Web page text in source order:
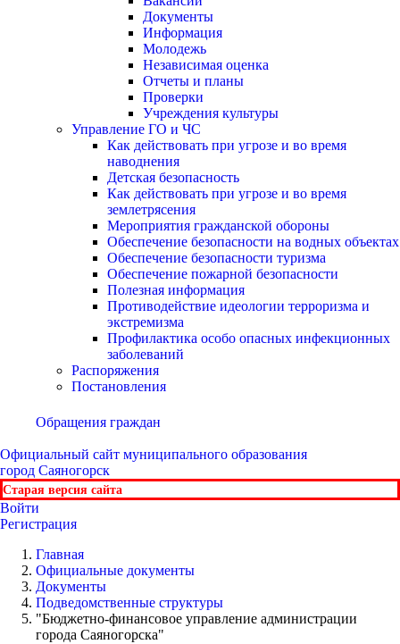
Документы
Информация
Молодежь
Независимая оценка
Отчеты и планы
Проверки
Учреждения культуры
Управление ГО и ЧС
Как действовать при угрозе и во время
наводнения
Детская безопасность
Как действовать при угрозе и во время
землетрясения
Мероприятия гражданской обороны
Обеспечение безопасности на водных объектах
Обеспечение безопасности туризма
Обеспечение пожарной безопасности
Полезная информация
Противодействие идеологии терроризма и
экстремизма
Профилактика особо опасных инфекционных
заболеваний
Распоряжения
Постановления
Обращения граждан
Официальный сайт муниципального образования
город Саяногорск
Старая версия сайта
Войти
Регистрация
Главная
Официальные документы
Документы
Подведомственные структуры
"Бюджетно-финансовое управление администрации
города Саяногорска"